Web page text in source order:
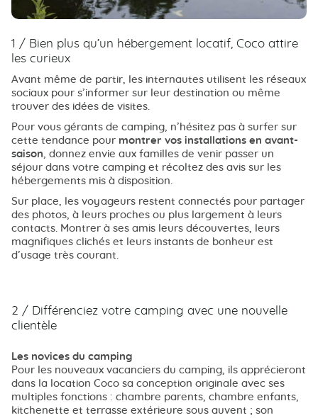
1 / Bien plus qu’un hébergement locatif, Coco attire
les curieux
Avant même de partir, les internautes utilisent les réseaux
sociaux pour s’informer sur leur destination ou même
trouver des idées de visites.
Pour vous gérants de camping, n’hésitez pas à surfer sur
cette tendance pour montrer vos installations en avant-
saison, donnez envie aux familles de venir passer un
séjour dans votre camping et récoltez des avis sur les
hébergements mis à disposition.
Sur place, les voyageurs restent connectés pour partager
des photos, à leurs proches ou plus largement à leurs
contacts. Montrer à ses amis leurs découvertes, leurs
magnifiques clichés et leurs instants de bonheur est
d’usage très courant.
2 / Différenciez votre camping avec une nouvelle
clientèle
Les novices du camping
Pour les nouveaux vacanciers du camping, ils apprécieront
dans la location Coco sa conception originale avec ses
multiples fonctions : chambre parents, chambre enfants,
kitchenette et terrasse extérieure sous auvent ; son